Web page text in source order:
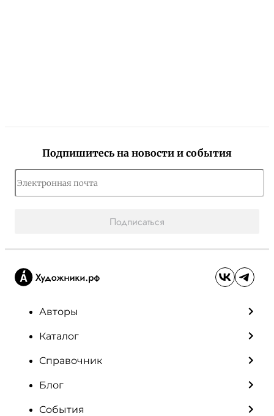
Подпишитесь на новости и события
Подписаться
Авторы
Каталог
Справочник
Блог
События